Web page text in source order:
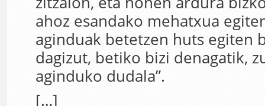
ahoz esandako mehatxua
aginduak betetzen huts egiten
dagizut, betiko bizi denagatik,
aginduko dudala”.
[…]